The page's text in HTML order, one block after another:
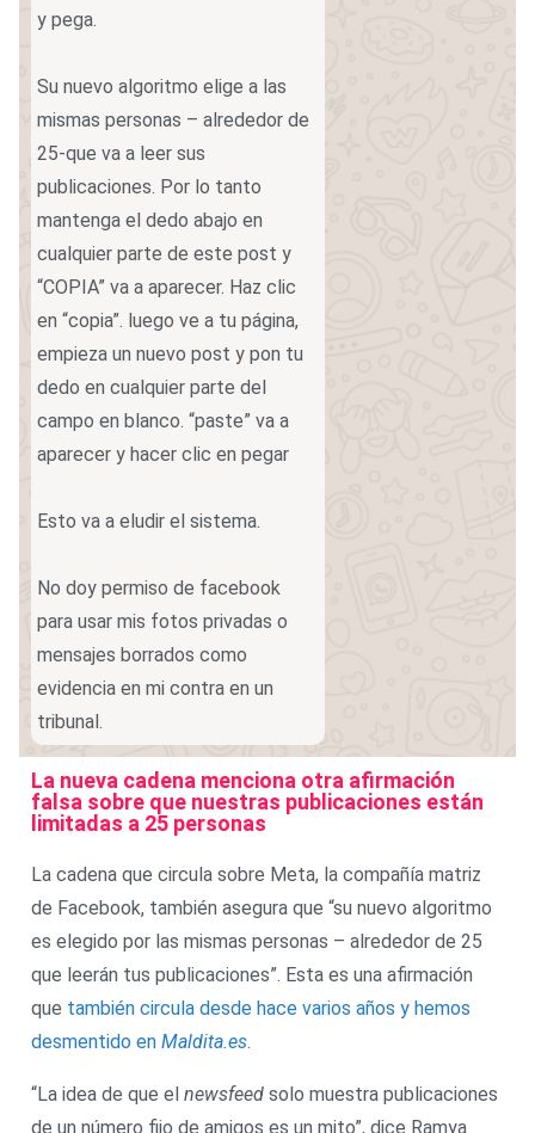
y pega.
Su nuevo algoritmo elige a las
mismas personas – alrededor de
25-que va a leer sus
publicaciones. Por lo tanto
mantenga el dedo abajo en
cualquier parte de este post y
“COPIA” va a aparecer. Haz clic
en “copia”. luego ve a tu página,
empieza un nuevo post y pon tu
dedo en cualquier parte del
campo en blanco. “paste” va a
aparecer y hacer clic en pegar
Esto va a eludir el sistema.
No doy permiso de facebook
para usar mis fotos privadas o
mensajes borrados como
evidencia en mi contra en un
tribunal.
La nueva cadena menciona otra afirmación
falsa sobre que nuestras publicaciones están
limitadas a 25 personas
La cadena que circula sobre Meta, la compañía matriz
de Facebook, también asegura que “su nuevo algoritmo
es elegido por las mismas personas – alrededor de 25
que leerán tus publicaciones”. Esta es una afirmación
que también circula desde hace varios años y hemos
desmentido en Maldita.es.
“La idea de que el newsfeed solo muestra publicaciones
de un número fijo de amigos es un mito”, dice Ramya